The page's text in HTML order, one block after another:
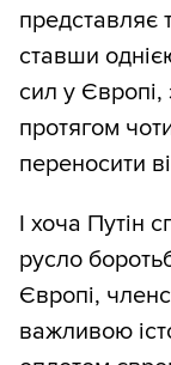
представляє
ставши
сил у
протягом
переносити
І хоча Путін
русло
Європі,
важливою